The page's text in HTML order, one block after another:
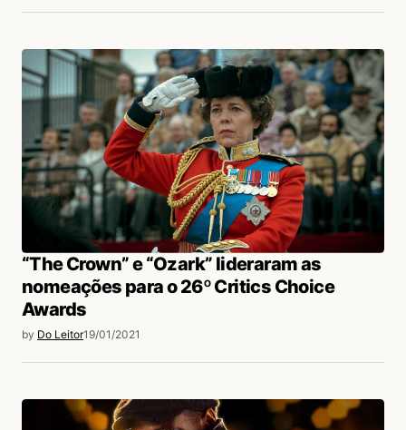
“The Crown” e “Ozark” lideraram as
nomeações para o 26º Critics Choice
Awards
by Do Leitor19/01/2021